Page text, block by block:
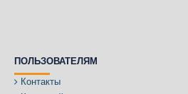
ПОЛЬЗОВАТЕЛЯМ
Контакты